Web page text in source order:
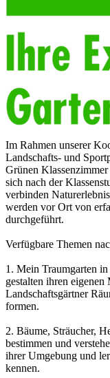
Im Rahmen unserer
Landschafts- und
Grünen
sich nach der
verbinden
werden vor Ort von
durchgeführt.
Verfügbare Themen
1. Mein Traumgarten
gestalten ihren
Landschaftsgärtner
formen.
2. Bäume, Sträucher,
bestimmen und
ihrer Umgebung und
kennen.